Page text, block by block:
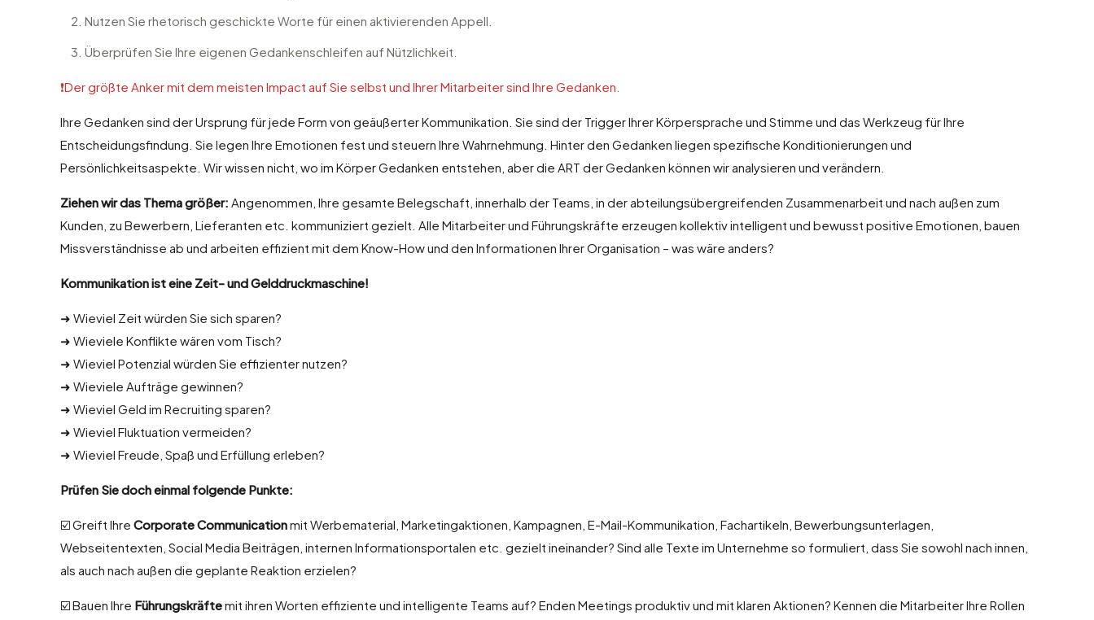
Nutzen Sie rhetorisch geschickte Worte für einen aktivierenden Appell.
Überprüfen Sie Ihre eigenen Gedankenschleifen auf Nützlichkeit.
❗️Der größte Anker mit dem meisten Impact auf Sie selbst und Ihrer Mitarbeiter sind Ihre Gedanken.
Ihre Gedanken sind der Ursprung für jede Form von geäußerter Kommunikation. Sie sind der Trigger Ihrer Körpersprache und Stimme und das Werkzeug für Ihre
Entscheidungsfindung. Sie legen Ihre Emotionen fest und steuern Ihre Wahrnehmung. Hinter den Gedanken liegen spezifische Konditionierungen und
Persönlichkeitsaspekte. Wir wissen nicht, wo im Körper Gedanken entstehen, aber die ART der Gedanken können wir analysieren und verändern.
Ziehen wir das Thema größer: Angenommen, Ihre gesamte Belegschaft, innerhalb der Teams, in der abteilungsübergreifenden Zusammenarbeit und nach außen zum
Kunden, zu Bewerbern, Lieferanten etc. kommuniziert gezielt. Alle Mitarbeiter und Führungskräfte erzeugen kollektiv intelligent und bewusst positive Emotionen, bauen
Missverständnisse ab und arbeiten effizient mit dem Know-How und den Informationen Ihrer Organisation – was wäre anders?
Kommunikation ist eine Zeit- und Gelddruckmaschine!
➜ Wieviel Zeit würden Sie sich sparen?
➜ Wieviele Konflikte wären vom Tisch?
➜ Wieviel Potenzial würden Sie effizienter nutzen?
➜ Wieviele Aufträge gewinnen?
➜ Wieviel Geld im Recruiting sparen?
➜ Wieviel Fluktuation vermeiden?
➜ Wieviel Freude, Spaß und Erfüllung erleben?
Prüfen Sie doch einmal folgende Punkte:
☑️ Greift IhreCorporate Communicationmit Werbematerial, Marketingaktionen, Kampagnen, E-Mail-Kommunikation, Fachartikeln, Bewerbungsunterlagen,
Webseitentexten, Social Media Beiträgen, internen Informationsportalen etc. gezielt ineinander? Sind alle Texte im Unternehme so formuliert, dass Sie sowohl nach innen,
als auch nach außen die geplante Reaktion erzielen?
☑️ Bauen Ihre Führungskräftemit ihren Worten effiziente und intelligente Teams auf? Enden Meetings produktiv und mit klaren Aktionen? Kennen die Mitarbeiter Ihre Rollen